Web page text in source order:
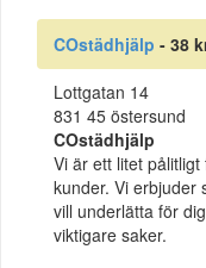
COstädhjälp - 38
Lottgatan 14
831 45 östersund
COstädhjälp
Vi är ett litet
kunder. Vi erbjuder
vill underlätta för
viktigare saker.